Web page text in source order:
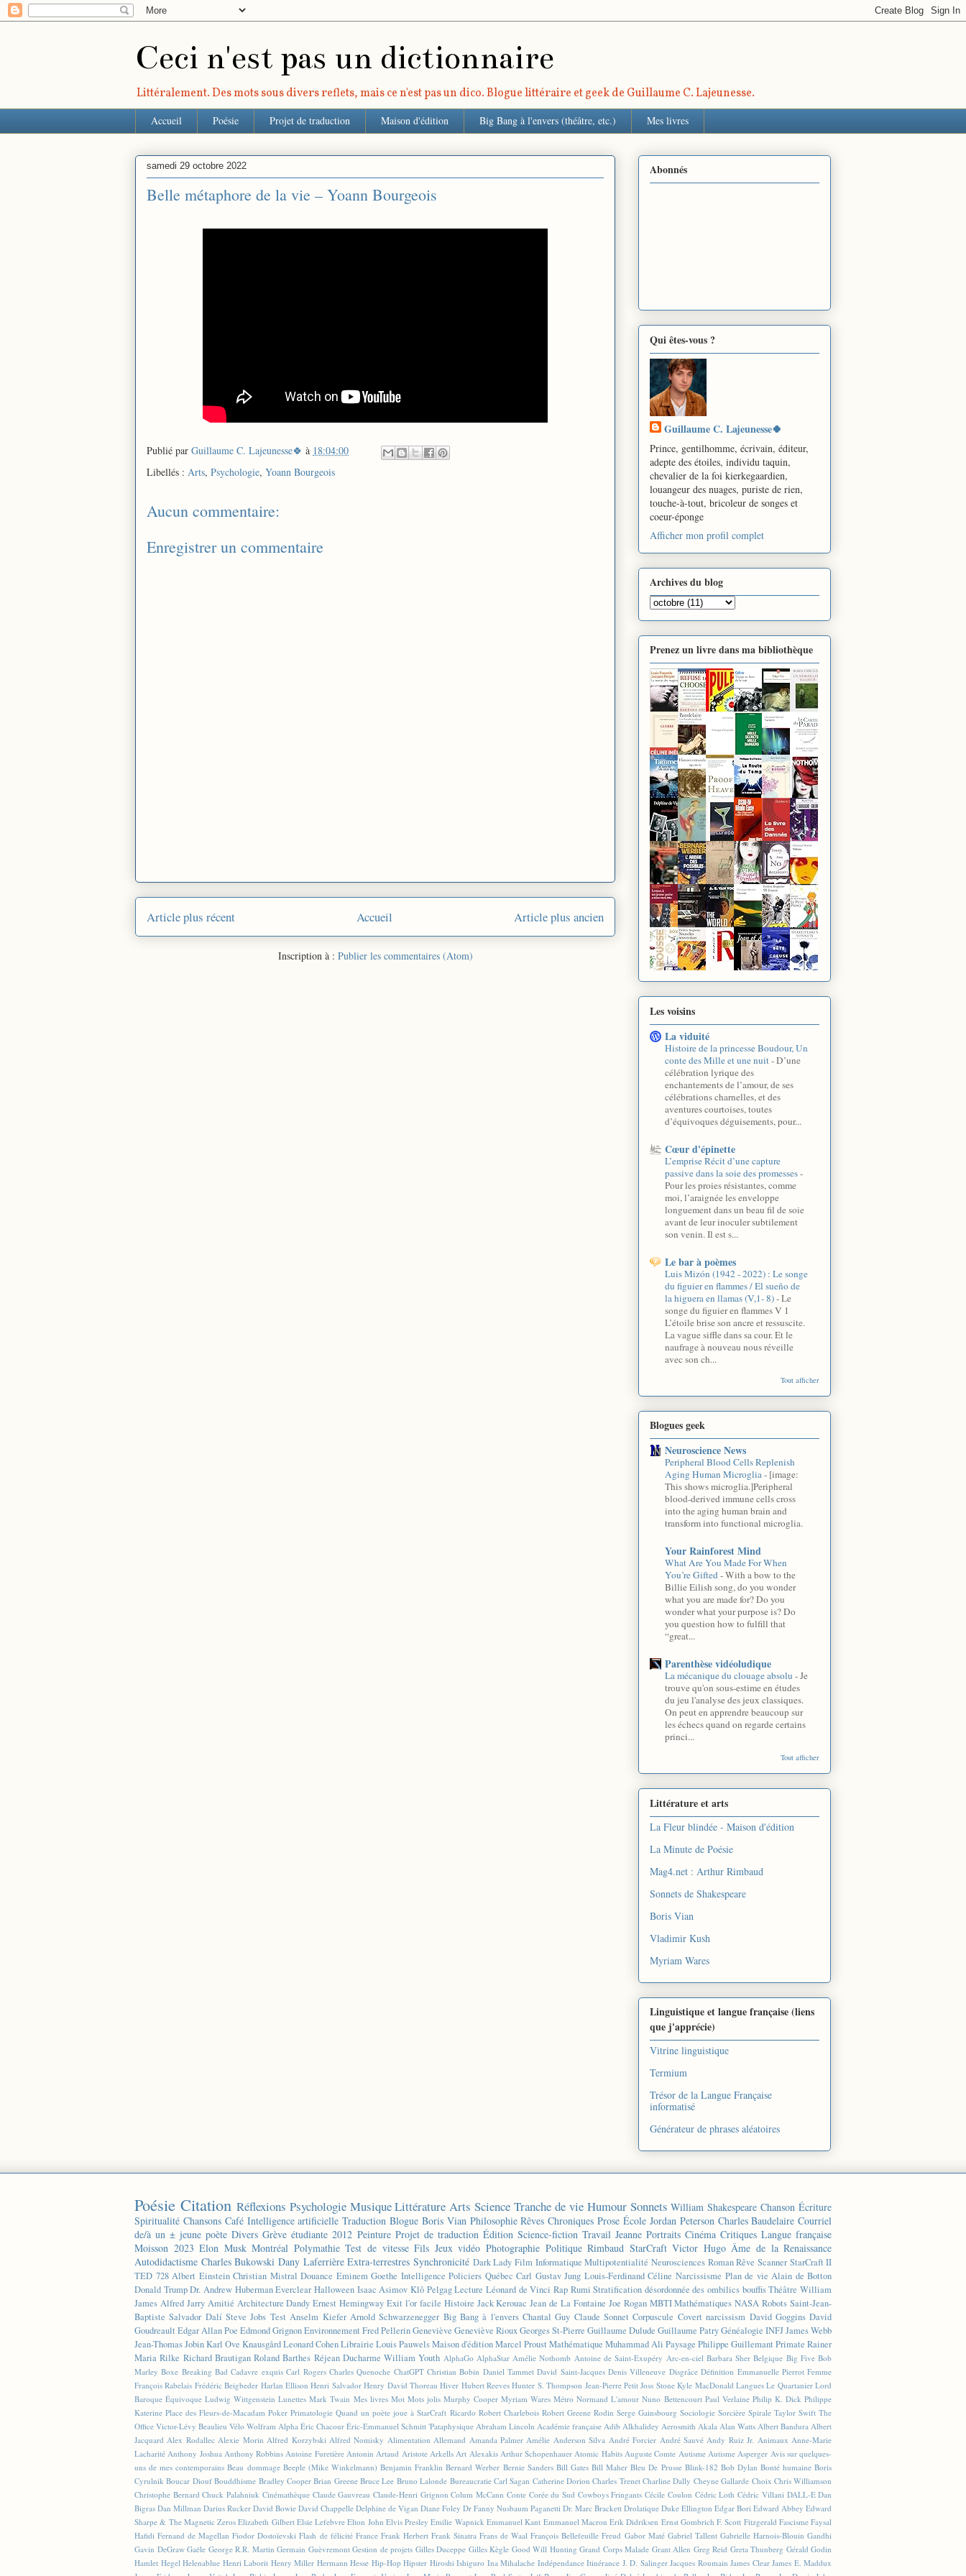
Ceci n'est pas un dictionnaire
Littéralement. Des mots sous divers reflets, mais ce n'est pas un dico. Blogue littéraire et geek de Guillaume C. Lajeunesse.
Accueil Poésie Projet de traduction Maison d'édition Big Bang à l'envers (théâtre, etc.) Mes livres
samedi 29 octobre 2022
Belle métaphore de la vie – Yoann Bourgeois
Publié par Guillaume C. Lajeunesse🍀 à 18:04:00
Libellés : Arts, Psychologie, Yoann Bourgeois
Aucun commentaire:
Enregistrer un commentaire
Article plus récent Article plus ancien
Accueil
Inscription à : Publier les commentaires (Atom)
Abonnés
Qui êtes-vous ?
Guillaume C. Lajeunesse🍀
Prince, gentilhomme, écrivain, éditeur,
adepte des étoiles, individu taquin,
chevalier de la foi kierkegaardien,
louangeur des nuages, puriste de rien,
touche-à-tout, bricoleur de songes et
coeur-éponge
Afficher mon profil complet
Archives du blog
Prenez un livre dans ma bibliothèque
Les voisins
La viduité
Histoire de la princesse Boudour, Un
conte des Mille et une nuit-D’une
célébration lyrique des
enchantements de l’amour, de ses
célébrations charnelles, et des
aventures courtoises, toutes
d’équivoques déguisements, pour...
Cœur d'épinette
L’emprise Récit d’une capture
passive dans la soie des promesses-
Pour les proies résistantes, comme
moi, l’araignée les enveloppe
longuement dans un beau fil de soie
avant de leur inoculer subtilement
son venin. Il est s...
Le bar à poèmes
Luis Mizón (1942 - 2022) : Le songe
du figuier en flammes / El sueño de
la higuera en llamas (V,1- 8)-Le
songe du figuier en flammes V 1
L’étoile brise son ancre et ressuscite.
La vague siffle dans sa cour. Et le
naufrage à nouveau nous réveille
avec son ch...
Tout afficher
Blogues geek
Neuroscience News
Peripheral Blood Cells Replenish
Aging Human Microglia- [image:
This shows microglia.]Peripheral
blood-derived immune cells cross
into the aging human brain and
transform into functional microglia.
Your Rainforest Mind
What Are You Made For When
You’re Gifted-With a bow to the
Billie Eilish song, do you wonder
what you are made for? Do you
wonder what your purpose is? Do
you question how to fulfill that
“great...
Parenthèse vidéoludique
La mécanique du clouage absolu -Je
trouve qu'on sous-estime en études
du jeu l'analyse des jeux classiques.
On peut en apprendre beaucoup sur
les échecs quand on regarde certains
princi...
Tout afficher
Littérature et arts
La Fleur blindée - Maison d'édition
La Minute de Poésie
Mag4.net : Arthur Rimbaud
Sonnets de Shakespeare
Boris Vian
Vladimir Kush
Myriam Wares
Linguistique et langue française (liens
que j'apprécie)
Vitrine linguistique
Termium
Trésor de la Langue Française
informatisé
Générateur de phrases aléatoires
Poésie Citation Réflexions Psychologie Musique Littérature Arts Science Tranche de vie Humour Sonnets William Shakespeare Chanson Écriture
Spiritualité Chansons Café Intelligence artificielle Traduction Blogue Boris Vian Philosophie Rêves Chroniques Prose École Jordan Peterson Charles Baudelaire Courriel
de/à un ± jeune poète Divers Grève étudiante 2012 Peinture Projet de traduction Édition Science-fiction Travail Jeanne Portraits Cinéma Critiques Langue française
Moisson 2023 Elon Musk Montréal Polymathie Test de vitesse Fils Jeux vidéo Photographie Politique Rimbaud StarCraft Victor Hugo Âme de la Renaissance
Autodidactisme Charles Bukowski Dany Laferrière Extra-terrestres Synchronicité Dark Lady Film Informatique Multipotentialité Neurosciences Roman Rêve Scanner StarCraft II
TED 728 Albert Einstein Christian Mistral Douance Eminem Goethe Intelligence Policiers Québec Carl Gustav Jung Louis-Ferdinand Céline Narcissisme Plan de vie Alain de Botton
Donald Trump Dr. Andrew Huberman Everclear Halloween Isaac Asimov Klô Pelgag Lecture Léonard de Vinci Rap Rumi Stratification désordonnée des ombilics bouffis Théâtre William
James Alfred Jarry Amitié Architecture Dandy Ernest Hemingway Exit l'or facile Histoire Jack Kerouac Jean de La Fontaine Joe Rogan MBTI Mathématiques NASA Robots Saint-Jean-
Baptiste Salvador Dalí Steve Jobs Test Anselm Kiefer Arnold Schwarzenegger Big Bang à l'envers Chantal Guy Claude Sonnet Corpuscule Covert narcissism David Goggins David
Goudreault Edgar Allan Poe Edmond GrignonEnvironnement Fred PellerinGeneviève Geneviève RiouxGeorges St-Pierre Guillaume Dulude Guillaume PatryGénéalogie INFJJames Webb
Jean-Thomas JobinKarl Ove KnausgårdLeonard CohenLibrairie Louis PauwelsMaison d'éditionMarcel Proust Mathématique Muhammad Ali Paysage Philippe Guillemant Primate Rainer
Maria Rilke Richard Brautigan Roland Barthes Réjean Ducharme William Youth AlphaGo AlphaStar Amélie Nothomb Antoine de Saint-Exupéry Arc-en-ciel Barbara Sher Belgique Big Five Bob
Marley Boxe Breaking Bad Cadavre exquis Carl Rogers Charles Quenoche ChatGPT Christian Bobin Daniel Tammet David Saint-Jacques Denis Villeneuve Disgrâce Définition Emmanuelle Pierrot Femme
François Rabelais Frédéric Beigbeder Harlan Ellison Henri Salvador Henry David Thoreau Hiver Hubert Reeves Hunter S. Thompson Jean-Pierre Petit Joss Stone Kyle MacDonald Langues Le Quartanier Lord
Baroque Équivoque Ludwig Wittgenstein Lunettes Mark Twain Mes livres Mot Mots jolis Murphy Cooper Myriam Wares Métro Normand L'amour Nuno Bettencourt Paul Verlaine Philip K. Dick Philippe
Katerine Place des Fleurs-de-Macadam Poker Primatologie Quand un poète joue à StarCraft Ricardo Robert Charlebois Robert Greene Rodin Serge Gainsbourg Sociologie Sorcière Spirale Taylor Swift The
Office Victor-Lévy Beaulieu Vélo Wolfram Alpha Éric Chacour Éric-Emmanuel Schmitt 'Pataphysique Abraham Lincoln Académie française Adib Alkhalidey Aerosmith Akala Alan Watts Albert Bandura Albert
Jacquard Alex Rodallec Alexie Morin Alfred Korzybski Alfred Nomisky Alimentation Allemand Amanda Palmer Amélie Anderson Silva André Forcier André Sauvé Andy Ruiz Jr. Animaux Anne-Marie
Lacharité Anthony Joshua Anthony Robbins Antoine Furetière Antonin Artaud Aristote Arkells Art Alexakis Arthur Schopenhauer Atomic Habits Auguste Comte Autisme Autisme Asperger Avis sur quelques-
uns de mes contemporains Beau dommage Beeple (Mike Winkelmann) Benjamin Franklin Bernard Werber Bernie Sanders Bill Gates Bill Maher Bleu De Prusse Blink-182 Bob Dylan Bonté humaine Boris
Cyrulnik Boucar Diouf Bouddhisme Bradley Cooper Brian Greene Bruce Lee Bruno Lalonde Bureaucratie Carl Sagan Catherine Dorion Charles Trenet Charline Dally Cheyne Gallarde Choix Chris Williamson
Christophe Bernard Chuck Palahniuk Cinémathèque Claude Gauvreau Claude-Henri Grignon Colum McCann Conte Corée du Sud Cowboys Fringants Cécile Coulon Cédric Loth Cédric Villani DALL-E Dan
Bigras Dan Millman Darius Rucker David Bowie David Chappelle Delphine de Vigan Diane Foley Dr Fanny Nusbaum Paganetti Dr. Marc Brackett Drolatique Duke Ellington Edgar Bori Edward Abbey Edward
Sharpe & The Magnetic Zeros Elizabeth Gilbert Elsie Lefebvre Elton John Elvis Presley Emilie Wapnick Emmanuel Kant Emmanuel Macron Erik Didriksen Ernst Gombrich F. Scott Fitzgerald Fascisme Faysal
Hafidi Fernand de Magellan Fiodor Dostoïevski Flash de félicité France Frank Herbert Frank Sinatra Frans de Waal François Bellefeuille Freud Gabor Maté Gabriel Tallent Gabrielle Harnois-Blouin Gandhi
Gavin DeGraw Gaële George R.R. Martin Germain Guèvremont Gestion de projets Gilles Duceppe Gilles Kègle Good Will Hunting Grand Corps Malade Grant Allen Greg Reid Greta Thunberg Gérald Godin
Hamlet Hegel Helenablue Henri Laborit Henry Miller Hermann Hesse Hip-Hop Hipster Hiroshi Ishiguro Ina Mihalache Indépendance Itinérance J. D. Salinger Jacques Roumain James Clear James E. Maddux